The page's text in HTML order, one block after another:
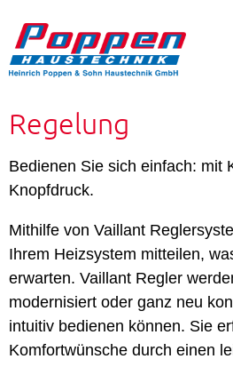
Regelung
Bedienen Sie sich einfach: mit
Knopfdruck.
Mithilfe von Vaillant
Ihrem Heizsystem mitteilen,
erwarten. Vaillant Regler
modernisiert oder ganz neu
intuitiv bedienen können. Sie
Komfortwünsche durch einen